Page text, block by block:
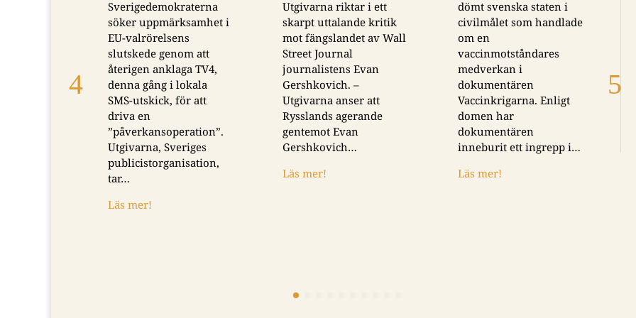
Sverigedemokraterna
söker uppmärksamhet i
slutskede genom att
återigen anklaga TV4,
denna gång i lokala
”påverkansoperation”.
publicistorganisation,
Utgivarna riktar i ett
skarpt uttalande kritik
mot fängslandet av Wall
Street Journal
journalistens Evan
Gershkovich. –
Utgivarna anser att
gentemot Evan
Gershkovich…
Läs mer!
dömt svenska staten i
civilmålet som handlade
om en
vaccinmotståndares
medverkan i
dokumentären
Vaccinkrigarna. Enligt
domen har
dokumentären
inneburit ett ingrepp i…
sex gånger under
väljer den
utgåvan Samnytt att
lämna det
systemet, vilket
tidningen…
Läs mer!